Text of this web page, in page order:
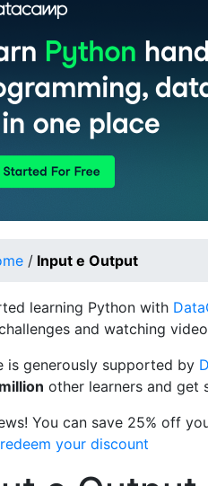
/ Input e Output
learning Python with
and watching
is generously supported by
other learners and get
You can save 25% off
your discount